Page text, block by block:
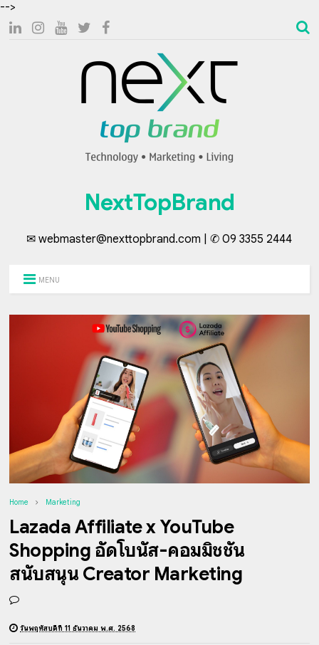
-->
NextTopBrand
✉ webmaster@nexttopbrand.com | ✆ 09 3355 2444
MENU
Home Marketing
Lazada Affiliate x YouTube
Shopping อัดโบนัส-คอมมิชชัน
สนับสนุน Creator Marketing
วันพฤหัสบดีที่ 11 ธันวาคม พ.ศ. 2568